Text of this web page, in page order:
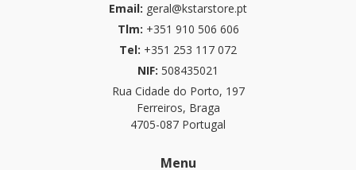
Email: geral@kstarstore.pt
Tlm: +351 910 506 606
Tel: +351 253 117 072
NIF: 508435021
Rua Cidade do Porto, 197
Ferreiros, Braga
4705-087 Portugal
Menu